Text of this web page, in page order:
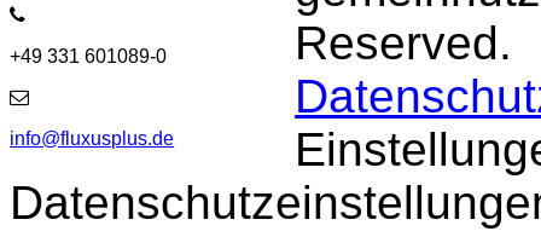
+49 331 601089-0
info@fluxusplus.de
Reserved.